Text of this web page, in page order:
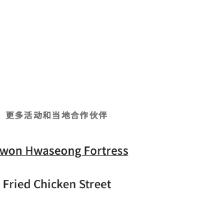
更多活动和当地合作伙伴
Hwaseong Fortress
Fried Chicken Street